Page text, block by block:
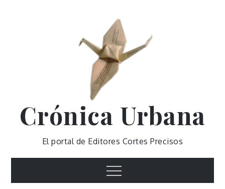
Crónica Urbana
El portal de Editores Cortes Precisos
Menu